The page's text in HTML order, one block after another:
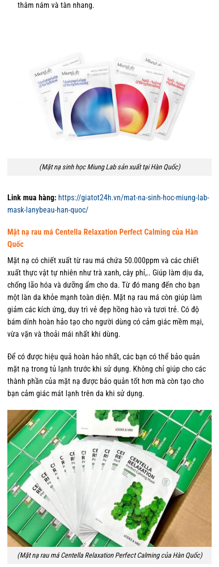
thâm nám và tàn nhang.
(Mặt nạ sinh học Miung Lab sản xuất tại Hàn Quốc)
Link mua hàng: https://giatot24h.vn/mat-na-sinh-hoc-miung-lab-
mask-lanybeau-han-quoc/
Mặt nạ rau má Centella Relaxation Perfect Calming của Hàn
Quốc
Mặt nạ có chiết xuất từ rau má chứa 50.000ppm và các chiết
xuất thực vật tự nhiên như trà xanh, cây phỉ,.. Giúp làm dịu da,
chống lão hóa và dưỡng ẩm cho da. Từ đó mang đến cho bạn
một làn da khỏe mạnh toàn diện. Mặt nạ rau má còn giúp làm
giảm các kích ứng, duy trì vẻ đẹp hồng hào và tươi trẻ. Có độ
bám dính hoàn hảo tạo cho người dùng có cảm giác mềm mại,
vừa vặn và thoải mái nhất khi dùng.
Để có được hiệu quả hoàn hảo nhất, các bạn có thể bảo quản
mặt nạ trong tủ lạnh trước khi sử dụng. Không chỉ giúp cho các
thành phần của mặt nạ được bảo quản tốt hơn mà còn tạo cho
bạn cảm giác mát lạnh trên da khi sử dụng.
(Mặt nạ rau má Centella Relaxation Perfect Calming của Hàn Quốc)